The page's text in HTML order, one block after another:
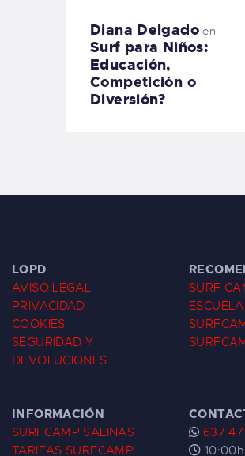
Diana Delgadoen
Surf para Niños:
Educación,
Competición o
Diversión?
LOPD
AVISO LEGAL
PRIVACIDAD
COOKIES
SEGURIDAD Y
DEVOLUCIONES
SURF
INFORMACIÓN
SURFCAMP SALINAS
TARIFAS SURFCAMP
637